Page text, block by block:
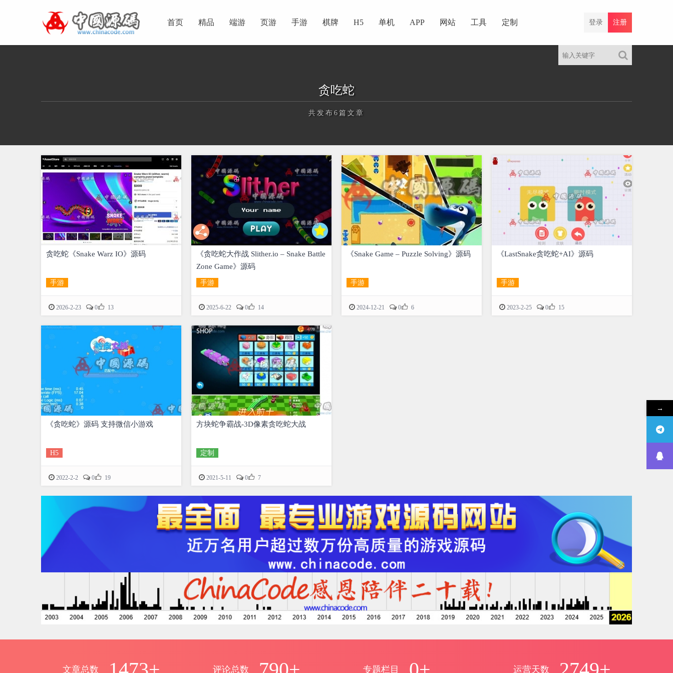
首页 精品 端游 页游 手游 棋牌 H5 单机 APP 网站 工具 定制 注册
登录
贪吃蛇
共发布6篇文章
正在为您加载新内容
贪吃蛇《Snake Warz IO》源码
手游
2026-2-23 0 13
《贪吃蛇大作战 Slither.io – Snake Battle
Zone Game》源码
手游
2025-6-22 0 14
《Snake Game – Puzzle Solving》源码
手游
2024-12-21 0 6
《LastSnake贪吃蛇+AI》源码
手游
2023-2-25 0 15
《贪吃蛇》源码 支持微信小游戏
H5
2022-2-2 0 19
方块蛇争霸战-3D像素贪吃蛇大战
定制
2021-5-11 0 7
文章总数 评论总数 专题栏目 运营天数
→